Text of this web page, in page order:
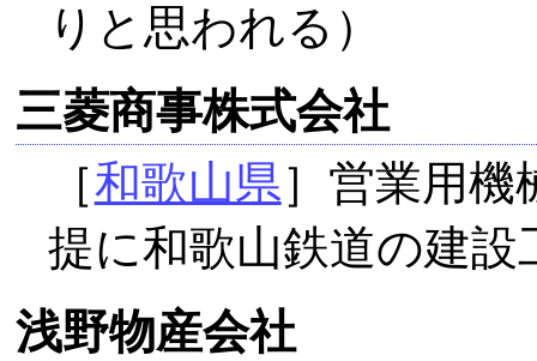
りと思われる）
三菱商事株式会社
［和歌山県］営業用
提に和歌山鉄道の建設
浅野物産会社